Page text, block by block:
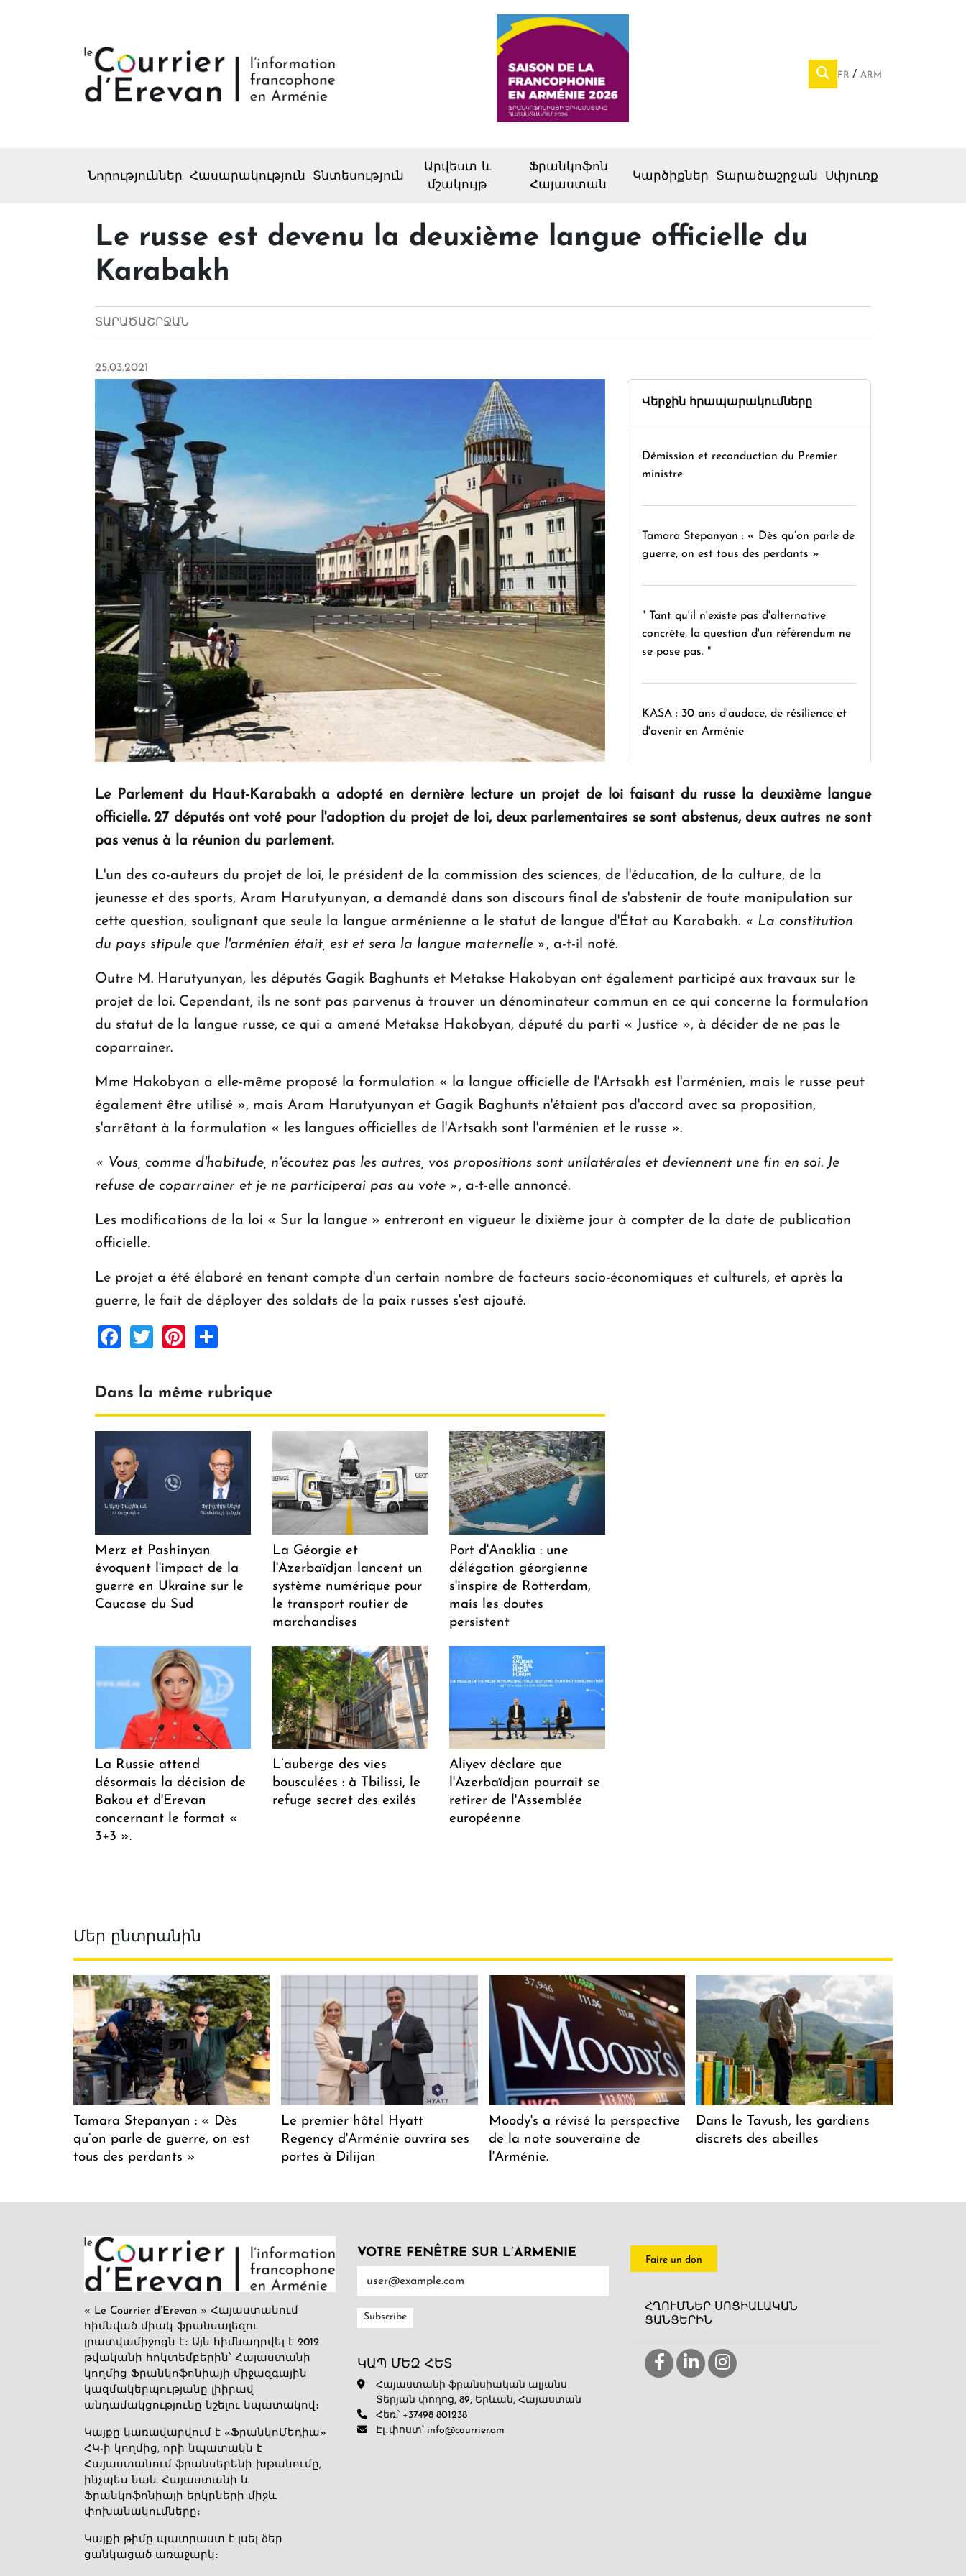
FR ARM
Նորություններ Հասարակություն Տնտեսություն
Արվեստ և
մշակույթ
Ֆրանկոֆոն
Հայաստան
Կարծիքներ Տարածաշրջան Սփյուռք
Le russe est devenu la deuxième langue officielle du
Karabakh
ՏԱՐԱԾԱՇՐՋԱՆ
25.03.2021
Վերջին հրապարակումները
Démission et reconduction du Premier
ministre
Tamara Stepanyan : « Dès qu’on parle de
guerre, on est tous des perdants »
" Tant qu'il n'existe pas d'alternative
concrète, la question d'un référendum ne
se pose pas. "
KASA : 30 ans d'audace, de résilience et
d'avenir en Arménie
Le premier hôtel Hyatt Regency
d'Arménie ouvrira ses portes à Dilijan
Le Parlement du Haut-Karabakh a adopté en dernière lecture un projet de loi faisant du russe la deuxième langue
officielle. 27 députés ont voté pour l'adoption du projet de loi, deux parlementaires se sont abstenus, deux autres ne sont
pas venus à la réunion du parlement.
L'un des co-auteurs du projet de loi, le président de la commission des sciences, de l'éducation, de la culture, de la
jeunesse et des sports, Aram Harutyunyan, a demandé dans son discours final de s'abstenir de toute manipulation sur
cette question, soulignant que seule la langue arménienne a le statut de langue d'État au Karabakh. « La constitution
du pays stipule que l'arménien était, est et sera la langue maternelle », a-t-il noté.
Outre M. Harutyunyan, les députés Gagik Baghunts et Metakse Hakobyan ont également participé aux travaux sur le
projet de loi. Cependant, ils ne sont pas parvenus à trouver un dénominateur commun en ce qui concerne la formulation
du statut de la langue russe, ce qui a amené Metakse Hakobyan, député du parti « Justice », à décider de ne pas le
coparrainer.
Mme Hakobyan a elle-même proposé la formulation « la langue officielle de l'Artsakh est l'arménien, mais le russe peut
également être utilisé », mais Aram Harutyunyan et Gagik Baghunts n'étaient pas d'accord avec sa proposition,
s'arrêtant à la formulation « les langues officielles de l'Artsakh sont l'arménien et le russe ».
« Vous, comme d'habitude, n'écoutez pas les autres, vos propositions sont unilatérales et deviennent une fin en soi. Je
refuse de coparrainer et je ne participerai pas au vote », a-t-elle annoncé.
Les modifications de la loi « Sur la langue » entreront en vigueur le dixième jour à compter de la date de publication
officielle.
Le projet a été élaboré en tenant compte d'un certain nombre de facteurs socio-économiques et culturels, et après la
guerre, le fait de déployer des soldats de la paix russes s'est ajouté.
Facebook
TwitterPinterest
Dans la même rubrique
Merz et Pashinyan
évoquent l'impact de la
guerre en Ukraine sur le
Caucase du Sud
La Géorgie et
l'Azerbaïdjan lancent un
système numérique pour
le transport routier de
marchandises
Port d'Anaklia : une
délégation géorgienne
s'inspire de Rotterdam,
mais les doutes
persistent
La Russie attend
désormais la décision de
Bakou et d'Erevan
concernant le format «
3+3 ».
L’auberge des vies
bousculées : à Tbilissi, le
refuge secret des exilés
Aliyev déclare que
l'Azerbaïdjan pourrait se
retirer de l'Assemblée
européenne
Մեր ընտրանին
Tamara Stepanyan : « Dès
qu’on parle de guerre, on est
tous des perdants »
Le premier hôtel Hyatt
Regency d'Arménie ouvrira ses
portes à Dilijan
Moody's a révisé la perspective
de la note souveraine de
l'Arménie.
Dans le Tavush, les gardiens
discrets des abeilles
« Le Courrier d’Erevan » Հայաստանում
հիմնված միակ ֆրանսալեզու
լրատվամիջոցն է։ Այն հիմնադրվել է 2012
թվականի հոկտեմբերին՝ Հայաստանի
կողմից Ֆրանկոֆոնիայի միջազգային
կազմակերպությանը լիիրավ
անդամակցությունը նշելու նպատակով։
Կայքը կառավարվում է «ՖրանկոՄեդիա»
ՀԿ-ի կողմից, որի նպատակն է
Հայաստանում ֆրանսերենի խթանումը,
ինչպես նաև Հայաստանի և
Ֆրանկոֆոնիայի երկրների միջև
փոխանակումները։
Կայքի թիմը պատրաստ է լսել ձեր
ցանկացած առաջարկ։
VOTRE FENÊTRE SUR L’ARMENIE
ԿԱՊ ՄԵԶ ՀԵՏ
Հայաստանի ֆրանսիական ալյանս
Տերյան փողոց, 89, Երևան, Հայաստան
Հեռ.՝ +37498 801238
Էլ․փոստ՝ info@courrier.am
Faire un don
ՀՂՈՒՄՆԵՐ ՍՈՑԻԱԼԱԿԱՆ
ՑԱՆՑԵՐԻՆ